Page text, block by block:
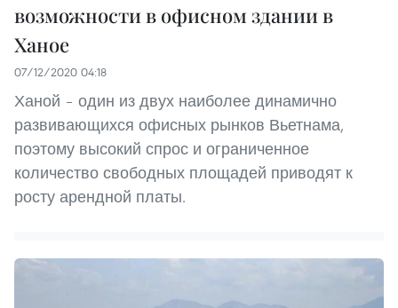
возможности в офисном здании в
Ханое
07/12/2020 04:18
Ханой – один из двух наиболее динамично
развивающихся офисных рынков Вьетнама,
поэтому высокий спрос и ограниченное
количество свободных площадей приводят к
росту арендной платы.